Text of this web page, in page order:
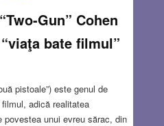
Gun” Cohen
bate filmul”
pistoale”) este genul de
adică realitatea
unui evreu sărac, din